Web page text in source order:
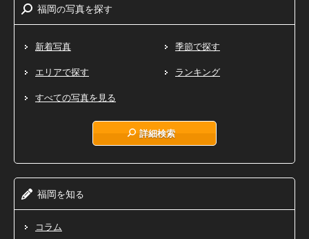
福岡の写真を探す
新着写真 季節で探す
エリアで探す ランキング
すべての写真を見る
詳細検索
福岡を知る
コラム